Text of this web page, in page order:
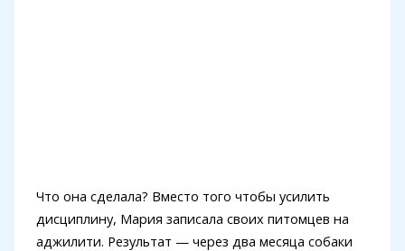
Что она сделала? Вместо того чтобы усилить
дисциплину, Мария записала своих питомцев на
аджилити. Результат — через два месяца собаки